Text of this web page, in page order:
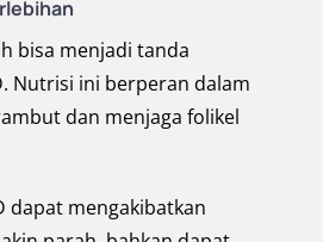
bisa menjadi tanda
Nutrisi ini berperan dalam
dan menjaga folikel
dapat mengakibatkan